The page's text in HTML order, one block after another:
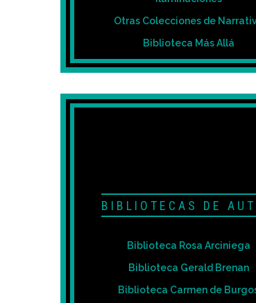
Otras Colecciones de
Biblioteca Más Allá
BIBLIOTECAS DE
Biblioteca Rosa Arciniega
Biblioteca Gerald Brenan
Biblioteca Carmen de